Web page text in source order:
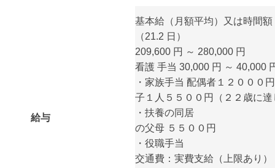
給与
基本給（月額平均）又は時間
（21.2 日）
209,600 円 ～ 280,000 円
看護 手当 30,000 円 ～ 40,000
・家族手当 配偶者１２０００円
子１人５５００円（２２歳に
・扶養の同居
の父母 ５５００円
・役職手当
交通費：実費支給（上限あり